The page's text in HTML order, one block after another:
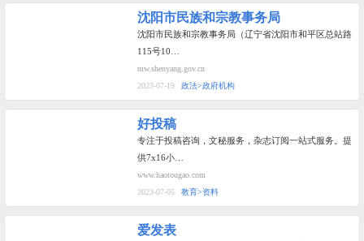
沈阳市民族和宗教事务局
沈阳市民族和宗教事务局（辽宁省沈阳市和平区总站路
115号10…
mw.shenyang.gov.cn
2023-07-19
政法>政府机构
好投稿
专注于投稿咨询，文秘服务，杂志订阅一站式服务。提
供7x16小…
www.haotougao.com
2023-07-05
教育>资料
爱发表